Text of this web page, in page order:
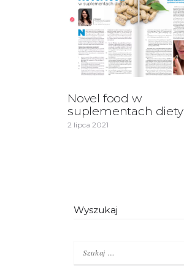
Novel food w
suplementach diety
2 lipca 2021
Wyszukaj
Szukaj: